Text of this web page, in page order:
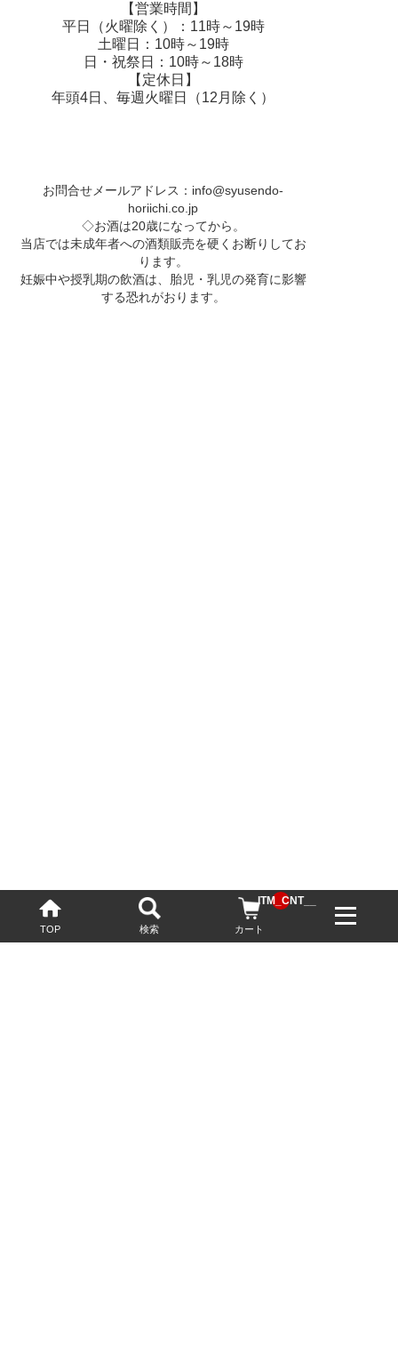
TOP 検索 カート
__ITM_CNT__
【営業時間】
平日（火曜除く）：11時～19時
土曜日：10時～19時
日・祝祭日：10時～18時
【定休日】
年頭4日、毎週火曜日（12月除く）
お問合せメールアドレス： info@syusendo-
horiichi.co.jp
◇お酒は20歳になってから。
当店では未成年者への酒類販売を硬くお断りしてお
ります。
妊娠中や授乳期の飲酒は、胎児・乳児の発育に影響
する恐れがおります。